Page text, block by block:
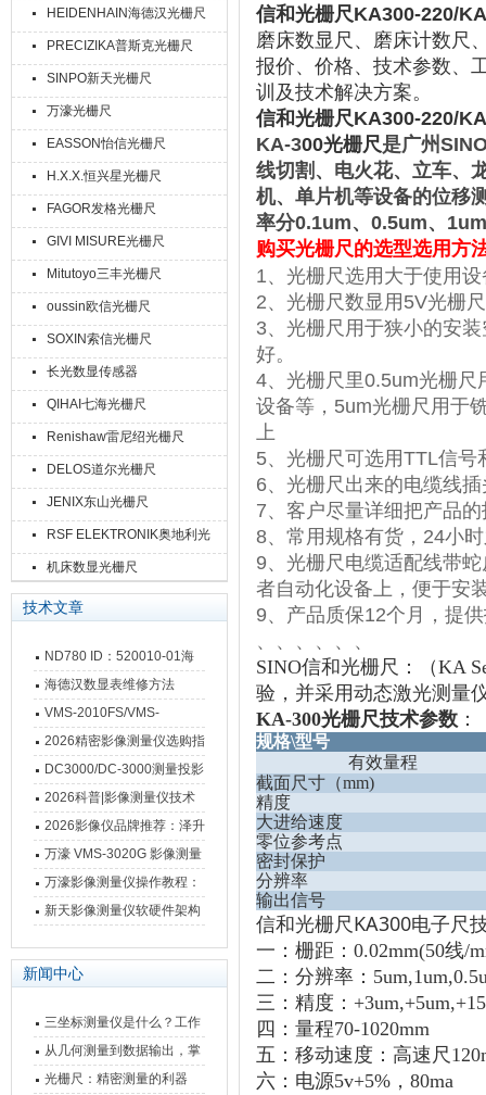
HEIDENHAIN海德汉光栅尺
PRECIZIKA普斯克光栅尺
SINPO新天光栅尺
万濠光栅尺
EASSON怡信光栅尺
H.X.X.恒兴星光栅尺
FAGOR发格光栅尺
GIVI MISURE光栅尺
Mitutoyo三丰光栅尺
oussin欧信光栅尺
SOXIN索信光栅尺
长光数显传感器
QIHAI七海光栅尺
Renishaw雷尼绍光栅尺
DELOS道尔光栅尺
JENIX东山光栅尺
RSF ELEKTRONIK奥地利光
栅尺
机床数显光栅尺
技术文章
ND780 ID：520010-01海
德汉数显表故障维修内容
海德汉数显表维修方法
VMS-2010FS/VMS-
3020FS/VMS-4030FS手动
影像测量仪技术参数
2026精密影像测量仪选购指
南 靠谱品牌一站式选型推荐
DC3000/DC-3000测量投影
仪万濠数据处理器数显表故
障维修方法
2026科普|影像测量仪技术
原理、分类及选型应用
2026影像仪品牌推荐：泽升
影像测量仪选型指南
万濠 VMS-3020G 影像测量
仪技术规格与应用解析
万濠影像测量仪操作教程：
从开机到出报告，新手也能
新天影像测量仪软硬件架构
新闻中心
三坐标测量仪是什么？工作
原理、分类与核心功能一次
讲清
从几何测量到数据输出，掌
握万濠影像测量仪的六大核
光栅尺：精密测量的利器
信和光栅尺KA300-220/
磨床数显尺、磨床计数尺
报价、价格、技术参数、
训及技术解决方案。
信和光栅尺KA300-220/
KA-300光栅尺是广州
线切割、电火花、立车、
机、单片机等设备的位移
率分0.1um、 0.5um、 1um
购买光栅尺的选型选用方
1、 光栅尺选用大于使用
2、光栅尺数显用 5V光栅
3、光栅尺用于狭小的安
好。
4、光栅尺里0.5um光栅尺
设备等， 5um光栅尺用于
上
5、光栅尺可选用TTL信号
6、光栅尺出来的电缆线
7、客户尽量详细把产品
8、常用规格有货， 24小
9、光栅尺电缆适配线带
者自动化设备上，便于安
9、产品质保12个月，提
、、、、、、
SINO信和光栅尺：（KA
验，并采用动态激光测量
KA-300光栅尺技术参数 ：
规格\型号
有效量程
截面尺寸（mm)
精度
大进给速度
零位参考点
密封保护
分辨率
输出信号
信和光栅尺 KA300电子尺
一：栅距： 0.02mm(50线/
二：分辨率：
三：精度：
四：量程70-1020mm
五：移动速度：高速尺
六：电源5v+5% ， 80ma